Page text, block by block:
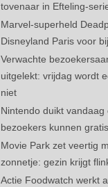
tovenaar in Efteling-
Marvel-superheld
Disneyland Paris voor
Verwachte
uitgelekt: vrijdag wordt
niet
Nintendo duikt vandaag
bezoekers kunnen
Movie Park zet veertig
zonnetje: gezin krijgt
Actie Foodwatch werkt